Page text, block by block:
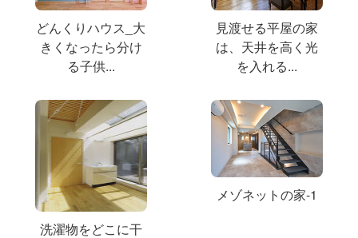
どんくりハウス_大
きくなったら分け
る子供...
見渡せる平屋の家
は、天井を高く光
を入れる...
洗濯物をどこに干
メゾネットの家-1